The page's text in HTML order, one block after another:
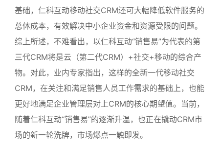
基础，仁科互动移动社交CRM还可大幅降低软件服务的
总体成本，有效解决中小企业资金和资源受限的问题。
综上所述，不难看出，以仁科互动“销售易”为代表的第
三代CRM将是云（第二代CRM）+社交+移动的综合产
物。对此，业内专家指出，这样的全新一代移动社交
CRM，在关注和满足销售人员工作需求的基础上，也能
更好地满足企业管理层对上CRM的核心期望值。当前，
随着仁科互动“销售易”的逐渐升温，也正在撬动CRM市
场的新一轮洗牌，市场爆点一触即发。